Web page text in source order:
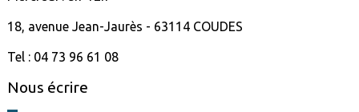
18, avenue Jean-Jaurès - 63114 COUDES
Tel : 04 73 96 61 08
Nous écrire